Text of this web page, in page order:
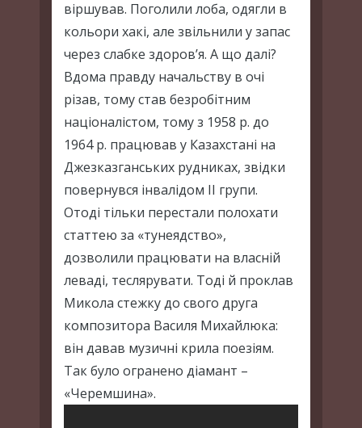
віршував. Поголили лоба, одягли в
кольори хакі, але звільнили у запас
через слабке здоров’я. А що далі?
Вдома правду начальству в очі
різав, тому став безробітним
націоналістом, тому з 1958 р. до
1964 p. працював у Казахстані на
Джезказганських рудниках, звідки
повернувся інвалідом ІІ групи.
Отоді тільки перестали полохати
статтею за «тунеядство»,
дозволили працювати на власній
леваді, теслярувати. Тоді й проклав
Микола стежку до свого друга
композитора Василя Михайлюка:
він давав музичні крила поезіям.
Так було огранено діамант –
«Черемшина».